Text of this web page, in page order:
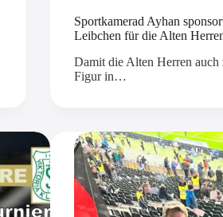
Sportkamerad Ayhan
Leibchen für die Alten
Damit die Alten Herren
Figur in…